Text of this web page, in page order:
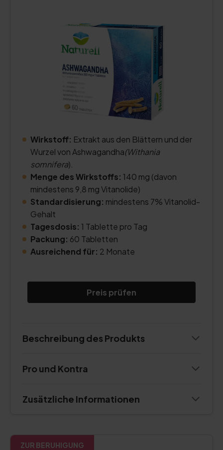
Wirkstoff: Extrakt aus den Blättern und der
Wurzel von Ashwagandha(Withania
somnifera).
Menge des Wirkstoffs: 140 mg (davon
mindestens 9,8 mg Vitanolide)
Standardisierung: mindestens 7% Vitanolid-
Gehalt
Tagesdosis: 1 Tablette pro Tag
Packung: 60 Tabletten
Ausreichend für: 2 Monate
Preis prüfen
Beschreibung des Produkts
Pro und Kontra
Zusätzliche Informationen
ZUR BERUHIGUNG